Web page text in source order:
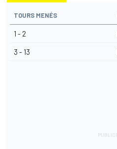
TOURS MENÉS
1 - 2
3 - 13